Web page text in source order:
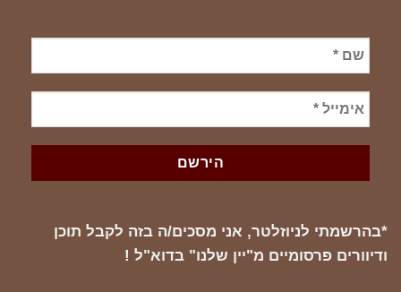
*בהרשמתי לניוזלטר, אני מסכים/ה בזה לקבל תוכן
ודיוורים פרסומיים מ"יין שלנו" בדוא"ל !